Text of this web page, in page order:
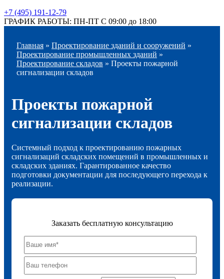
+7 (495) 191-12-79
ГРАФИК РАБОТЫ: ПН-ПТ С 09:00 до 18:00
Главная » Проектирование зданий и сооружений »
Проектирование промышленных зданий »
Проектирование складов » Проекты пожарной
сигнализации складов
Проекты пожарной
сигнализации складов
Системный подход к проектированию пожарных
сигнализаций складских помещений в промышленных и
складских зданиях. Гарантированное качество
подготовки документации для последующего перехода к
реализации.
Заказать бесплатную консультацию